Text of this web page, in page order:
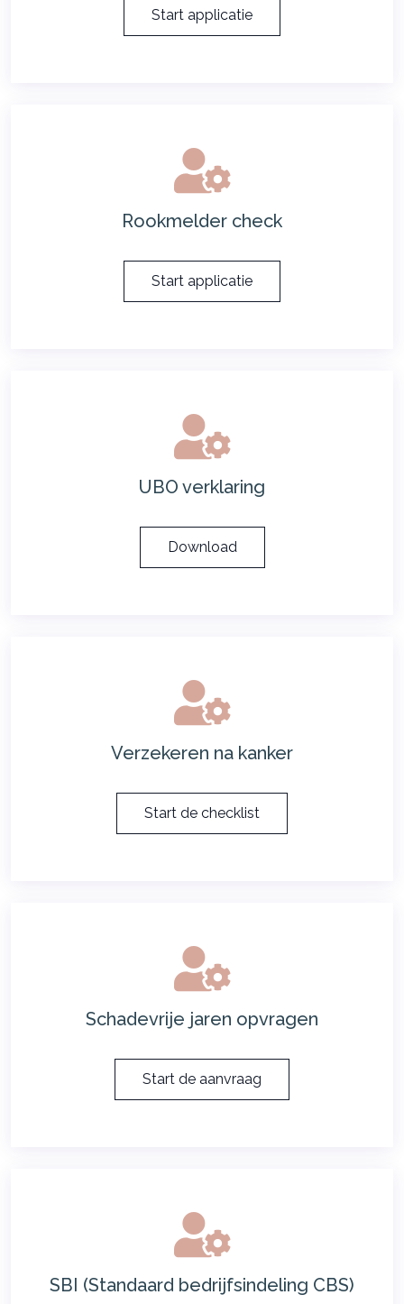
Start applicatie
Rookmelder check
Start applicatie
UBO verklaring
Download
Verzekeren na kanker
Start de checklist
Schadevrije jaren opvragen
Start de aanvraag
SBI (Standaard bedrijfsindeling CBS)